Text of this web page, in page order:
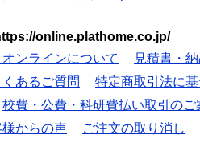
online.plathome.co.jp/
ンラインについて
見積書・
くあるご質問
特定商取引法に
校費・公費・科研費払い取引のご
様からの声 ご注文の取り消し